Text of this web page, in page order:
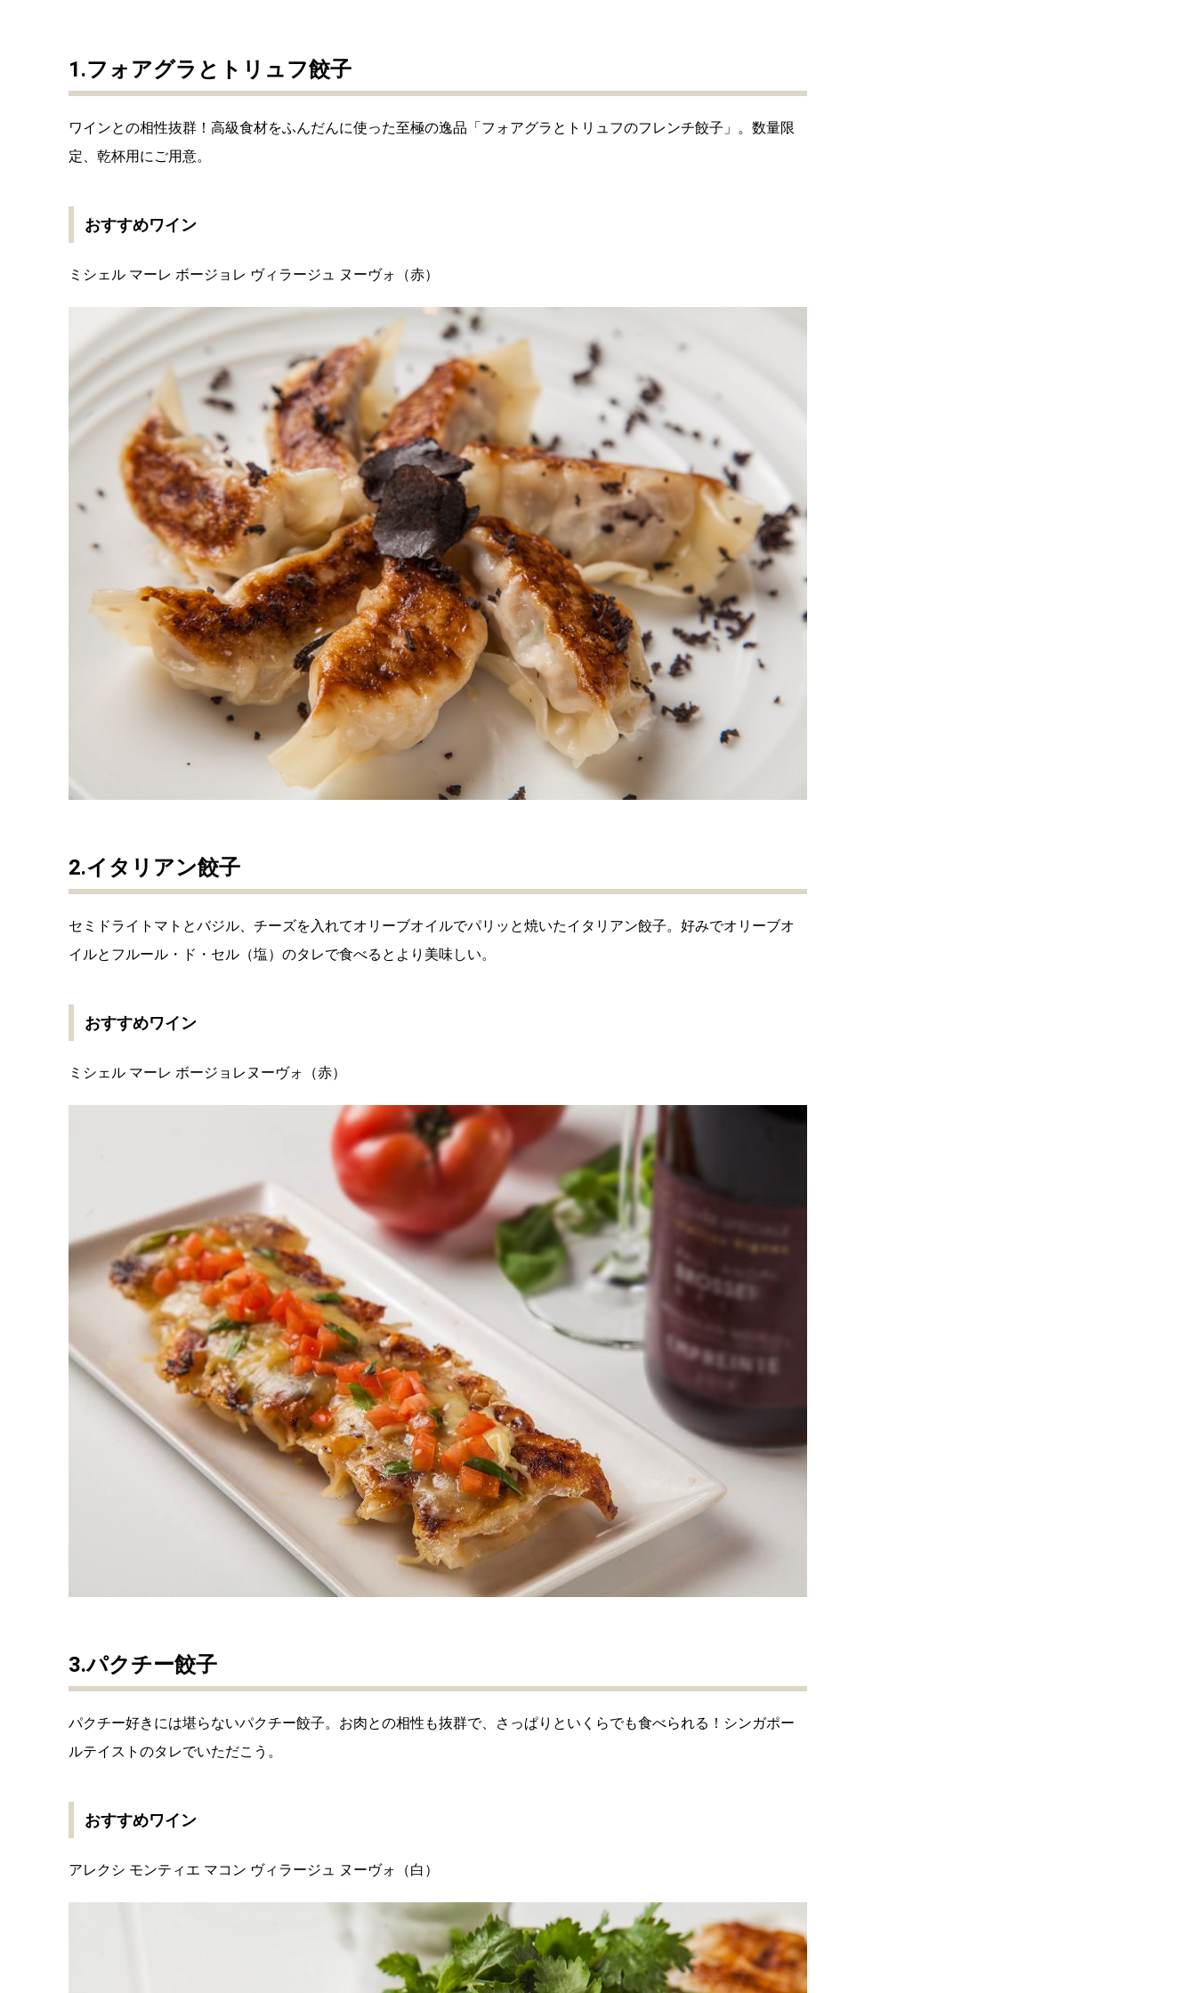
1.フォアグラとトリュフ餃子
ワインとの相性抜群！高級食材をふんだんに使った至極の逸品「フォアグラとトリュフのフレンチ餃子」。数量限
定、乾杯用にご用意。
おすすめワイン
ミシェル マーレ ボージョレ ヴィラージュ ヌーヴォ（赤）
2.イタリアン餃子
セミドライトマトとバジル、チーズを入れてオリーブオイルでパリッと焼いたイタリアン餃子。好みでオリーブオ
イルとフルール・ド・セル（塩）のタレで食べるとより美味しい。
おすすめワイン
ミシェル マーレ ボージョレヌーヴォ（赤）
3.パクチー餃子
パクチー好きには堪らないパクチー餃子。お肉との相性も抜群で、さっぱりといくらでも食べられる！シンガポー
ルテイストのタレでいただこう。
おすすめワイン
アレクシ モンティエ マコン ヴィラージュ ヌーヴォ（白）